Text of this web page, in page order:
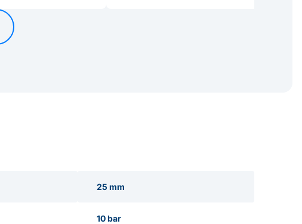
25 mm
10 bar